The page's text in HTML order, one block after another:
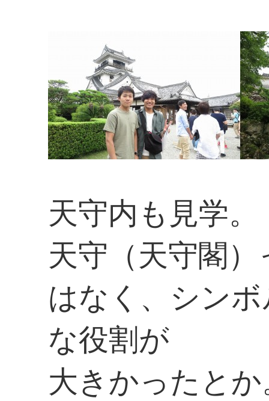
天守内も見学。
天守（天守閣
はなく、シン
な役割が
大きかったとか